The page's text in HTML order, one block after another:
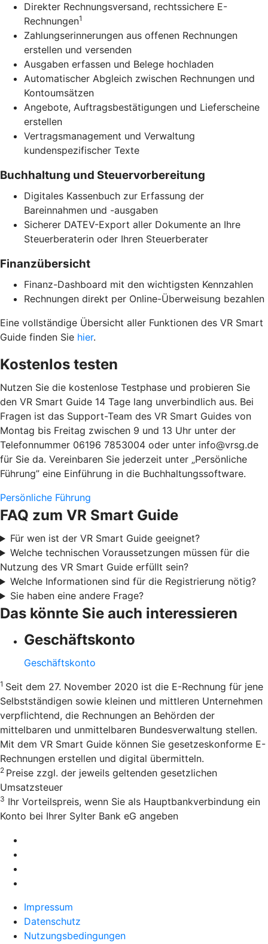
Direkter Rechnungsversand, rechtssichere E-
Rechnungen1
Zahlungserinnerungen aus offenen Rechnungen
erstellen und versenden
Ausgaben erfassen und Belege hochladen
Automatischer Abgleich zwischen Rechnungen und
Kontoumsätzen
Angebote, Auftragsbestätigungen und Lieferscheine
erstellen
Vertragsmanagement und Verwaltung
kundenspezifischer Texte
Buchhaltung und Steuervorbereitung
Digitales Kassenbuch zur Erfassung der
Bareinnahmen und -ausgaben
Sicherer DATEV-Export aller Dokumente an Ihre
Steuerberaterin oder Ihren Steuerberater
Finanzübersicht
Finanz-Dashboard mit den wichtigsten Kennzahlen
Rechnungen direkt per Online-Überweisung bezahlen
Eine vollständige Übersicht aller Funktionen des VR Smart
Guide finden Sie hier.
Kostenlos testen
Nutzen Sie die kostenlose Testphase und probieren Sie
den VR Smart Guide 14 Tage lang unverbindlich aus. Bei
Fragen ist das Support-Team des VR Smart Guides von
Montag bis Freitag zwischen 9 und 13 Uhr unter der
Telefonnummer 06196 7853004 oder unter info@vrsg.de
für Sie da. Vereinbaren Sie jederzeit unter „Persönliche
Führung” eine Einführung in die Buchhaltungssoftware.
Persönliche Führung
FAQ zum VR Smart Guide
Für wen ist der VR Smart Guide geeignet?
Welche technischen Voraussetzungen müssen für die
Nutzung des VR Smart Guide erfüllt sein?
Welche Informationen sind für die Registrierung nötig?
Sie haben eine andere Frage?
Das könnte Sie auch interessieren
Geschäftskonto
Geschäftskonto
1 Seit dem 27. November 2020 ist die E-Rechnung für jene
Selbstständigen sowie kleinen und mittleren Unternehmen
verpflichtend, die Rechnungen an Behörden der
mittelbaren und unmittelbaren Bundesverwaltung stellen.
Mit dem VR Smart Guide können Sie gesetzeskonforme E-
Rechnungen erstellen und digital übermitteln.
2 Preise zzgl. der jeweils geltenden gesetzlichen
Umsatzsteuer
3 Ihr Vorteilspreis, wenn Sie als Hauptbankverbindung ein
Konto bei Ihrer Sylter Bank eG angeben
Impressum
Datenschutz
Nutzungsbedingungen